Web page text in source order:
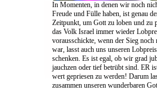
In Momenten, in denen wir noch
Freude und Fülle haben, ist genau
Zeitpunkt, um Gott zu loben und zu
das Volk Israel immer wieder
vorausschickte, wenn der Sieg noch
war, lasst auch uns unseren
schenken. Es ist egal, ob wir grad
jauchzen oder tief betrübt sind. ER
wert gepriesen zu werden! Darum
zusammen unseren wunderbaren